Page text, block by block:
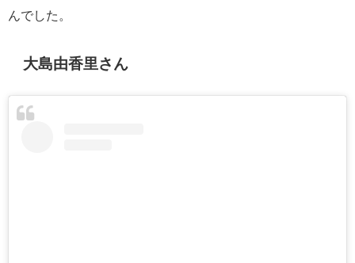
んでした。
大島由香里さん